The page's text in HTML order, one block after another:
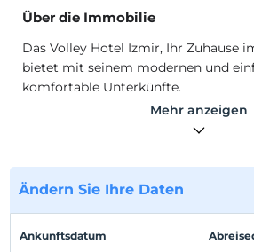
Über die Immobilie
Das Volley Hotel Izmir, Ihr Zuhause
bietet mit seinem modernen und
komfortable Unterkünfte.
Sie werden Ihr Privileg in unseren
für den Komfort Ihrer Gäste
dasjenige wählen, das zu Ihnen in
Es verfügt über eine
wo Sport und Geschäftsleben
Mehr anzeigen
Ändern Sie Ihre Daten
Ankunftsdatum